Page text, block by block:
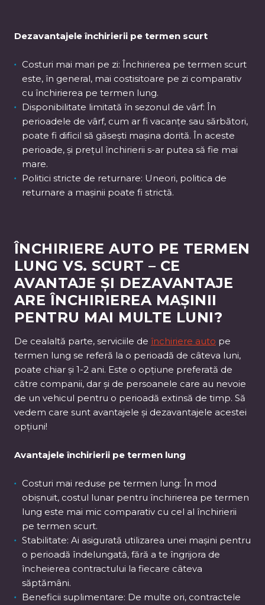
Dezavantajele închirierii pe termen scurt
Costuri mai mari pe zi: Închirierea pe termen scurt
este, în general, mai costisitoare pe zi comparativ
cu închirierea pe termen lung.
Disponibilitate limitată în sezonul de vârf: În
perioadele de vârf, cum ar fi vacanțe sau sărbători,
poate fi dificil să găsești mașina dorită. În aceste
perioade, și prețul închirierii s-ar putea să fie mai
mare.
Politici stricte de returnare: Uneori, politica de
returnare a mașinii poate fi strictă.
ÎNCHIRIERE AUTO PE TERMEN
LUNG VS. SCURT – CE
AVANTAJE ȘI DEZAVANTAJE
ARE ÎNCHIRIEREA MAȘINII
PENTRU MAI MULTE LUNI?
De cealaltă parte, serviciile de închiriere auto pe
termen lung se referă la o perioadă de câteva luni,
poate chiar și 1-2 ani. Este o opțiune preferată de
către companii, dar și de persoanele care au nevoie
de un vehicul pentru o perioadă extinsă de timp. Să
vedem care sunt avantajele și dezavantajele acestei
opțiuni!
Avantajele închirierii pe termen lung
Costuri mai reduse pe termen lung: În mod
obișnuit, costul lunar pentru închirierea pe termen
lung este mai mic comparativ cu cel al închirierii
pe termen scurt.
Stabilitate: Ai asigurată utilizarea unei mașini pentru
o perioadă îndelungată, fără a te îngrijora de
încheierea contractului la fiecare câteva
săptămâni.
Beneficii suplimentare: De multe ori, contractele